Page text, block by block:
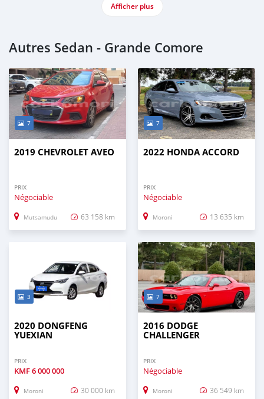
Afficher plus
Autres Sedan - Grande Comore
7
2019 CHEVROLET AVEO
PRIX
Négociable
Mutsamudu 63 158 km
7
2022 HONDA ACCORD
PRIX
Négociable
Moroni 13 635 km
3
2020 DONGFENG
YUEXIAN
PRIX
KMF6 000 000
Moroni 30 000 km
7
2016 DODGE
CHALLENGER
PRIX
Négociable
Moroni 36 549 km